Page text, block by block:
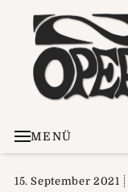
MENÜ
15. September 2021